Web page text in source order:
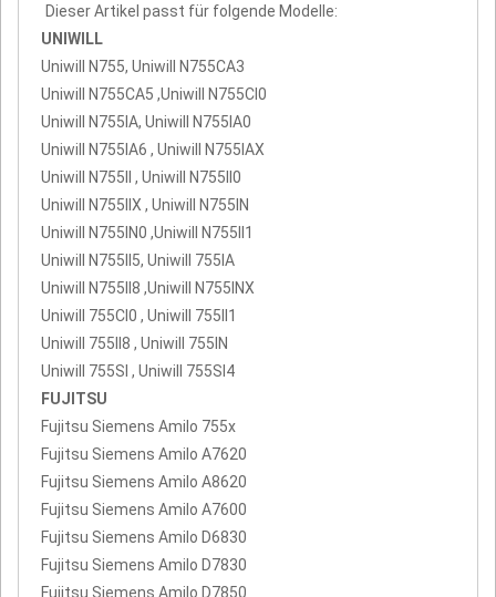
Dieser Artikel passt für folgende Modelle:
UNIWILL
Uniwill N755, Uniwill N755CA3
Uniwill N755CA5 ,Uniwill N755CI0
Uniwill N755IA, Uniwill N755IA0
Uniwill N755IA6 , Uniwill N755IAX
Uniwill N755II , Uniwill N755II0
Uniwill N755IIX , Uniwill N755IN
Uniwill N755IN0 ,Uniwill N755II1
Uniwill N755II5, Uniwill 755IA
Uniwill N755II8 ,Uniwill N755INX
Uniwill 755CI0 , Uniwill 755II1
Uniwill 755II8 , Uniwill 755IN
Uniwill 755SI , Uniwill 755SI4
FUJITSU
Fujitsu Siemens Amilo 755x
Fujitsu Siemens Amilo A7620
Fujitsu Siemens Amilo A8620
Fujitsu Siemens Amilo A7600
Fujitsu Siemens Amilo D6830
Fujitsu Siemens Amilo D7830
Fujitsu Siemens Amilo D7850